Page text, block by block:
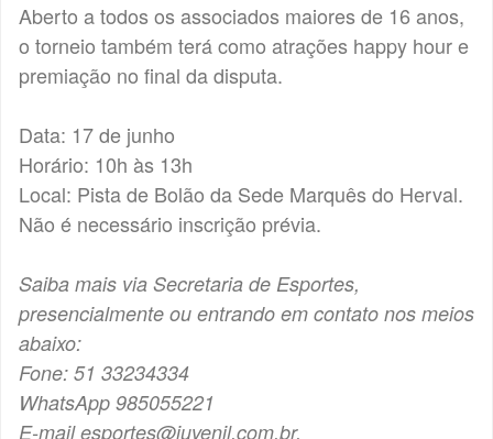
Aberto a todos os associados maiores de 16 anos,
o torneio também terá como atrações happy hour e
premiação no final da disputa.
Data: 17 de junho
Horário: 10h às 13h
Local: Pista de Bolão da Sede Marquês do Herval.
Não é necessário inscrição prévia.
Saiba mais via Secretaria de Esportes,
presencialmente ou entrando em contato nos meios
abaixo:
Fone: 51 33234334
WhatsApp 985055221
E-mail esportes@juvenil.com.br.